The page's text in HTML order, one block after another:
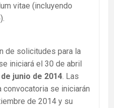
vitae (incluyendo
de solicitudes para la
iniciará el 30 de abril
junio de 2014. Las
se iniciarán
de 2014 y su